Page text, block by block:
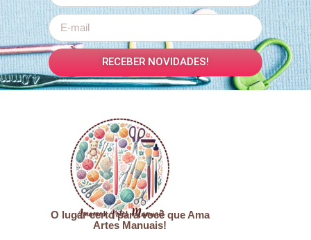
RECEBER NOVIDADES!
O lugar certo para você que Ama
Artes Manuais!